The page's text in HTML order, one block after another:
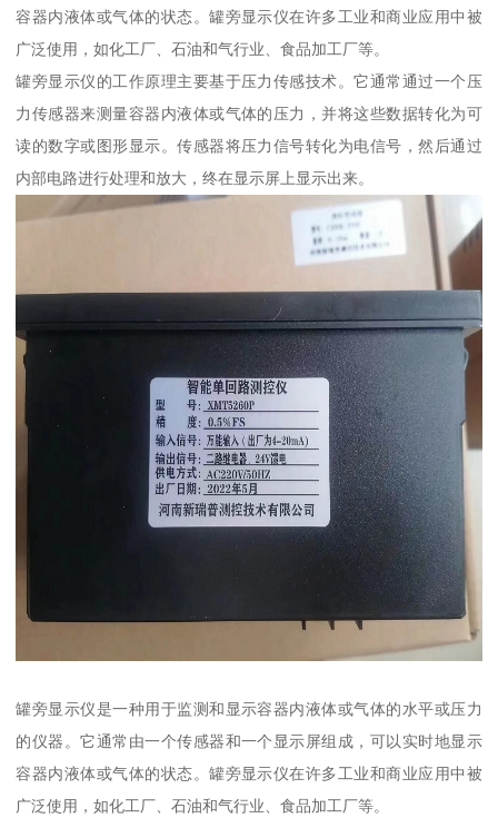
容器内液体或气体的状态。罐旁显示仪在许多工业和商业应用中被
广泛使用，如化工厂、石油和气行业、食品加工厂等。
罐旁显示仪的工作原理主要基于压力传感技术。它通常通过一个压
力传感器来测量容器内液体或气体的压力，并将这些数据转化为可
读的数字或图形显示。传感器将压力信号转化为电信号，然后通过
内部电路进行处理和放大，终在显示屏上显示出来。
罐旁显示仪是一种用于监测和显示容器内液体或气体的水平或压力
的仪器。它通常由一个传感器和一个显示屏组成，可以实时地显示
容器内液体或气体的状态。罐旁显示仪在许多工业和商业应用中被
广泛使用，如化工厂、石油和气行业、食品加工厂等。